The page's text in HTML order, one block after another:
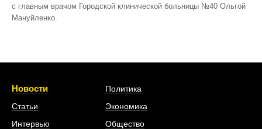
с главным врачом Городской клинической больницы №40 Ольгой
Мануйленко.
Новости
Статьи
Интервью
Политика
Экономика
Общество